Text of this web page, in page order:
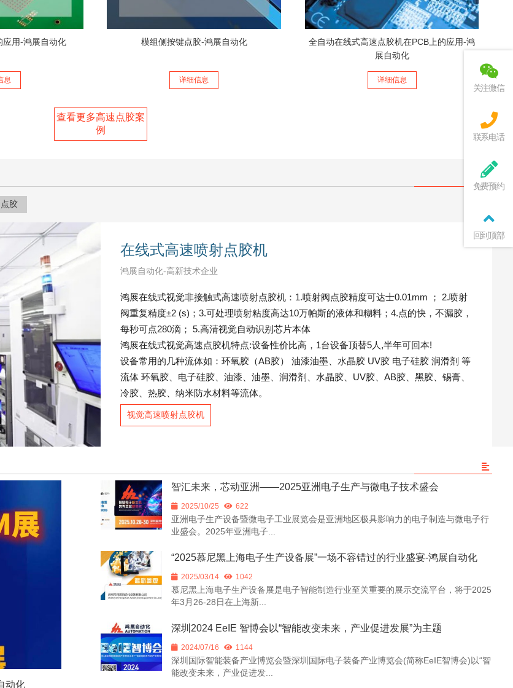
应用-鸿展自动化
息
模组侧按键点胶-鸿展自动化
详细信息
全自动在线式高速点胶机在PCB上的应用-鸿
展自动化
详细信息
查看更多高速点胶案
例
胶
在线式高速喷射点胶机
鸿展自动化-高新技术企业
鸿展在线式视觉非接触式高速喷射点胶机：1.喷射阀点胶精度可达士0.01mm ； 2.喷射
阀重复精度±2 (s)；3.可处理喷射粘度高达10万帕斯的液体和糊料；4.点的快，不漏胶，
每秒可点280滴； 5.高清视觉自动识别芯片本体
鸿展在线式视觉高速点胶机特点:设备性价比高，1台设备顶替5人,半年可回本!
设备常用的几种流体如：环氧胶（AB胶） 油漆油墨、水晶胶 UV胶 电子硅胶 润滑剂 等
流体 环氧胶、电子硅胶、油漆、油墨、润滑剂、水晶胶、UV胶、AB胶、黑胶、锡膏、
冷胶、热胶、纳米防水材料等流体。
视觉高速喷射点胶机
动化
智汇未来，芯动亚洲——2025亚洲电子生产与微电子技术盛会
2025/10/25 622
亚洲电子生产设备暨微电子工业展览会是亚洲地区极具影响力的电子制造与微电子行
业盛会。2025年亚洲电子...
“2025慕尼黑上海电子生产设备展”一场不容错过的行业盛宴-鸿展自动化
2025/03/14 1042
慕尼黑上海电子生产设备展是电子智能制造行业至关重要的展示交流平台，将于2025
年3月26-28日在上海新...
深圳2024 EeIE 智博会以“智能改变未来，产业促进发展”为主题
2024/07/16 1144
深圳国际智能装备产业博览会暨深圳国际电子装备产业博览会(简称EeIE智博会)以“智
能改变未来，产业促进发...
关注微信
联系电话
免费预约
回到顶部